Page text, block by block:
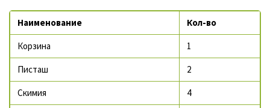
Наименование Кол-во
Корзина 1
Писташ 2
Скимия 4